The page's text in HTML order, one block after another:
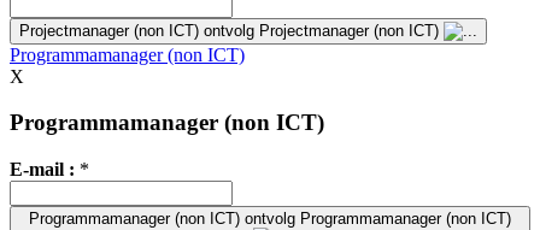
Projectmanager (non ICT) ontvolg Projectmanager (non ICT)
Programmamanager (non ICT)
X
Programmamanager (non ICT)
E-mail : *
Programmamanager (non ICT) ontvolg Programmamanager (non ICT)